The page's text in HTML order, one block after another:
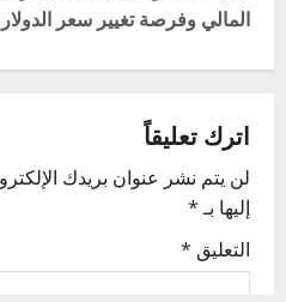
t
n
a
v
i
g
المالي وفرصة تغيير سعر الدولار
اترك تعليقاً
لن يتم نشر عنوان بريدك
إليها بـ*
التعليق *